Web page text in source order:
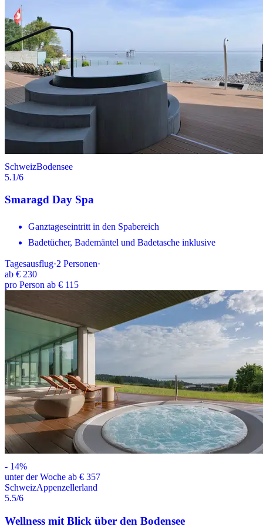
SchweizBodensee
5.1/6
Smaragd Day Spa
Ganztageseintritt in den Spabereich
Badetücher, Bademäntel und Badetasche inklusive
Tagesausflug·2 Personen·
ab € 230
pro Person ab € 115
- 14%
unter der Woche ab € 357
SchweizAppenzellerland
5.5/6
Wellness mit Blick über den Bodensee